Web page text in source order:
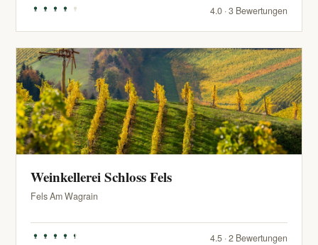
4.0 · 3 Bewertungen
Weinkellerei Schloss Fels
Fels Am Wagrain
4.5 · 2 Bewertungen